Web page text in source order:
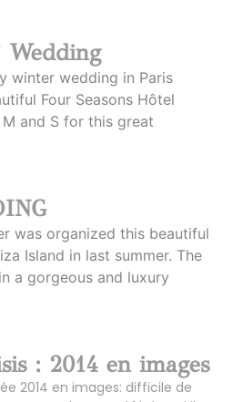
Wedding
winter wedding in Paris
Four Seasons Hôtel
and S for this great
was organized this beautiful
Island in last summer. The
a gorgeous and luxury
: 2014 en images
2014 en images: difficile de